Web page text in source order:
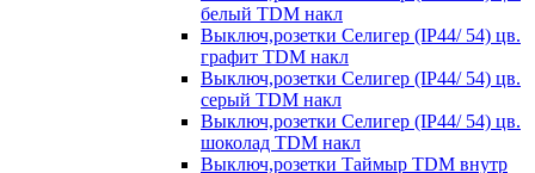
белый TDM накл
Выключ,розетки Селигер (IP44/ 54) цв.
графит TDM накл
Выключ,розетки Селигер (IP44/ 54) цв.
серый TDM накл
Выключ,розетки Селигер (IP44/ 54) цв.
шоколад TDM накл
Выключ,розетки Таймыр TDM внутр